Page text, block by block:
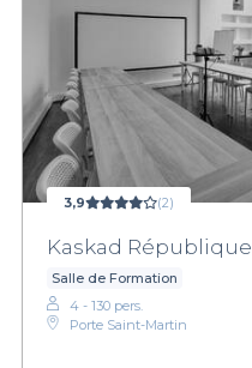
3,9 (2)
Kaskad République
Salle de Formation
4 - 130 pers.
Porte Saint-Martin